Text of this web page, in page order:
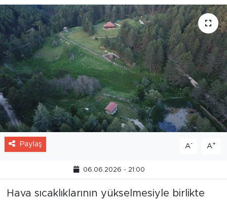
Paylaş A- A+
06.06.2026 - 21:00
Hava sıcaklıklarının yükselmesiyle birlikte